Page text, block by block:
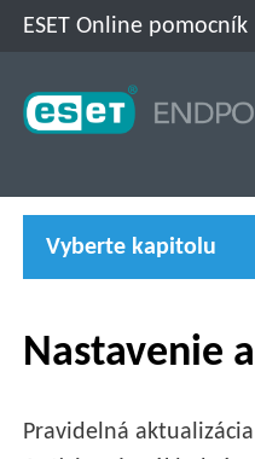
ESET Online pomocník
Vyberte kapitolu
Nastavenie
Pravidelná